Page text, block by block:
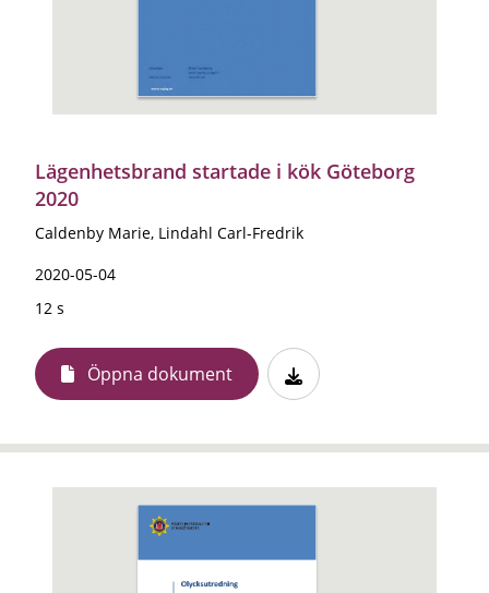
Lägenhetsbrand startade i kök Göteborg
2020
Caldenby Marie, Lindahl Carl-Fredrik
2020-05-04
12 s
Öppna dokument